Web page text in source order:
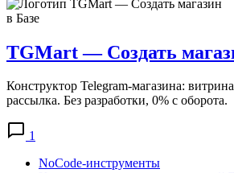
в Базе
TGMart — Создать
Конструктор Telegram-магазина:
рассылка. Без разработки, 0% с оборота.
1
NoCode-инструменты